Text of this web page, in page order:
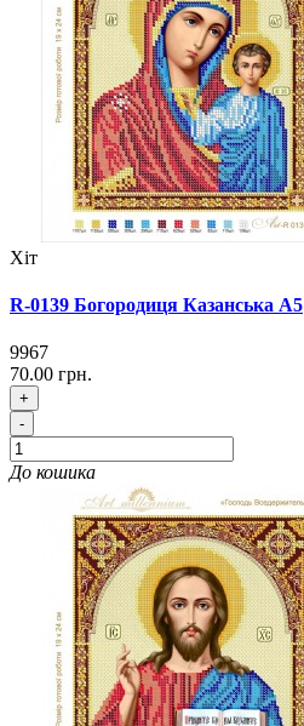
Хіт
R-0139 Богородиця Казанська А5
9967
70.00 грн.
+
-
До кошика